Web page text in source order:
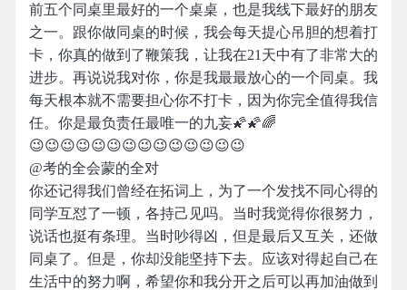
前五个同桌里最好的一个桌桌，也是我线下最好的朋友
之一。跟你做同桌的时候，我会每天提心吊胆的想着打
卡，你真的做到了鞭策我，让我在21天中有了非常大的
进步。再说说我对你，你是我最最放心的一个同桌。我
每天根本就不需要担心你不打卡，因为你完全值得我信
任。你是最负责任最唯一的九妄🌠🌠🌈
😉😉😉😉😉😉😉😉😉😉😉😉😉😉
@考的全会蒙的全对
你还记得我们曾经在拓词上，为了一个发找不同心得的
同学互怼了一顿，各持己见吗。当时我觉得你很努力，
说话也挺有条理。当时吵得凶，但是最后又互关，还做
同桌了。但是，你却没能坚持下去。应该对得起自己在
生活中的努力啊，希望你和我分开之后可以再加油做到